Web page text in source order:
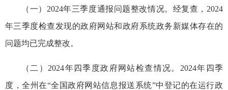
（一）2024年三季度通报问题整改情况。经复查，2024
年三季度检查发现的政府网站和政府系统政务新媒体存在的
问题均已完成整改。
（二）2024年四季度政府网站检查情况。2024年四季
度，全州在“全国政府网站信息报送系统”中登记的在运行政